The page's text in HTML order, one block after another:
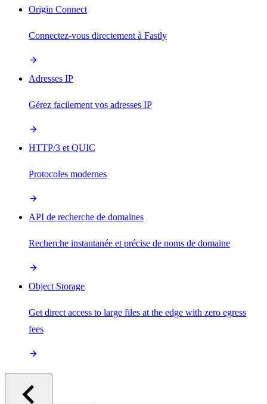
Origin Connect
Connectez-vous directement à Fastly
Adresses IP
Gérez facilement vos adresses IP
HTTP/3 et QUIC
Protocoles modernes
API de recherche de domaines
Recherche instantanée et précise de noms de domaine
Object Storage
Get direct access to large files at the edge with zero egress
fees